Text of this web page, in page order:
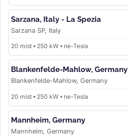
Sarzana, Italy - La Spezia
Sarzana SP, Italy
20 míst • 250 kW • ne-Tesla
Blankenfelde-Mahlow, Germany
Blankenfelde-Mahlow, Germany
20 míst • 250 kW • ne-Tesla
Mannheim, Germany
Mannheim, Germany